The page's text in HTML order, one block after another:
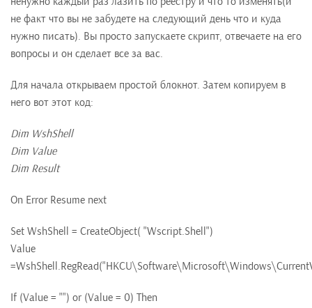
не факт что вы не забудете на следующий день что и куда
нужно писать). Вы просто запускаете скрипт, отвечаете на его
вопросы и он сделает все за вас.
Для начала открываем простой блокнот. Затем копируем в
него вот этот код:
Dim WshShell
Dim Value
Dim Result
On Error Resume next
Set WshShell = CreateObject( "Wscript.Shell")
Value
If (Value = "") or (Value = 0) Then